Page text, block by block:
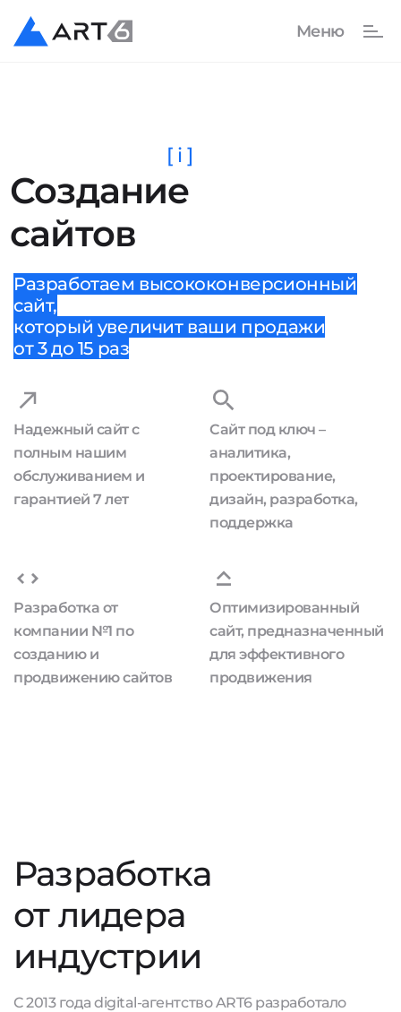
Создание
сайтов
[ i ]
Разработаем высококонверсионный
сайт,
который увеличит ваши продажи
от 3 до 15 раз
Надежный сайт с
полным нашим
обслуживанием и
гарантией 7 лет
Сайт под ключ –
аналитика,
проектирование,
дизайн, разработка,
поддержка
Разработка от
компании №1 по
созданию и
продвижению сайтов
Оптимизированный
сайт, предназначенный
для эффективного
продвижения
Разработка
от лидера
индустрии
С 2013 года digital-агентство ART6 разработало